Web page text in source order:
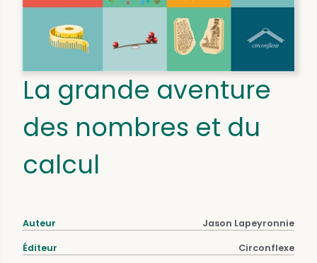
La grande aventure
des nombres et du
calcul
Auteur Jason Lapeyronnie
Éditeur Circonflexe